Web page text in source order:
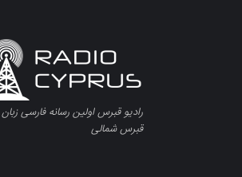
رادیو قبرس اولین رسانه فارسی زبان
قبرس شمالی